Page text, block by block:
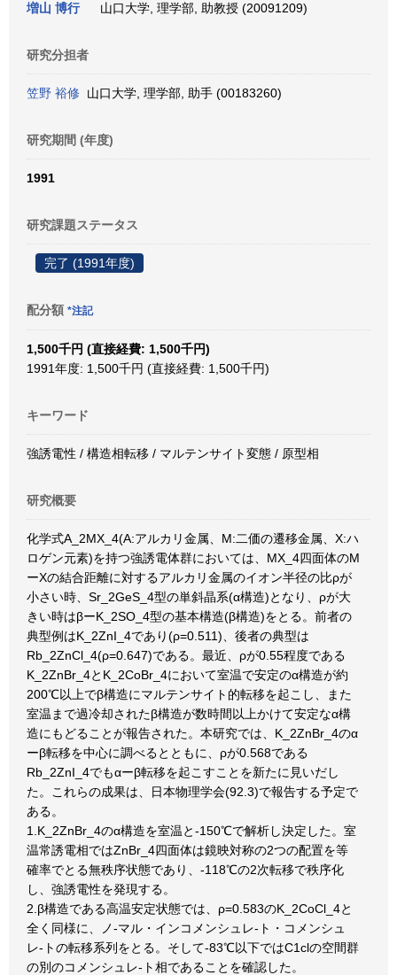
増山 博行 山口大学, 理学部, 助教授 (20091209)
研究分担者
笠野 裕修 山口大学, 理学部, 助手 (00183260)
研究期間 (年度)
1991
研究課題ステータス
完了 (1991年度)
配分額 *注記
1,500千円 (直接経費: 1,500千円)
1991年度: 1,500千円 (直接経費: 1,500千円)
キーワード
強誘電性 / 構造相転移 / マルテンサイト変態 / 原型相
研究概要
化学式A_2MX_4(A:アルカリ金属、M:二価の遷移金属、X:ハ
ロゲン元素)を持つ強誘電体群においては、MX_4四面体のM
ーXの結合距離に対するアルカリ金属のイオン半径の比ρが
小さい時、Sr_2GeS_4型の単斜晶系(α構造)となり、ρが大
きい時はβーK_2SO_4型の基本構造(β構造)をとる。前者の
典型例はK_2ZnI_4であり(ρ=0.511)、後者の典型は
Rb_2ZnCl_4(ρ=0.647)である。最近、ρが0.55程度である
K_2ZnBr_4とK_2CoBr_4において室温で安定のα構造が約
200℃以上でβ構造にマルテンサイト的転移を起こし、また
室温まで過冷却されたβ構造が数時間以上かけて安定なα構
造にもどることが報告された。本研究では、K_2ZnBr_4のα
ーβ転移を中心に調べるとともに、ρが0.568である
Rb_2ZnI_4でもαーβ転移を起こすことを新たに見いだし
た。これらの成果は、日本物理学会(92.3)で報告する予定で
ある。
1.K_2ZnBr_4のα構造を室温と-150℃で解析し決定した。室
温常誘電相ではZnBr_4四面体は鏡映対称の2つの配置を等
確率でとる無秩序状態であり、-118℃の2次転移で秩序化
し、強誘電性を発現する。
2.β構造である高温安定状態では、ρ=0.583のK_2CoCl_4と
全く同様に、ノ-マル・インコメンシュレ-ト・コメンシュ
レ-トの転移系列をとる。そして-83℃以下ではC1clの空間群
の別のコメンシュレ-ト相であることを確認した。